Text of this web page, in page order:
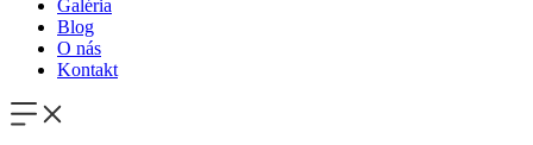
Galéria
Blog
O nás
Kontakt